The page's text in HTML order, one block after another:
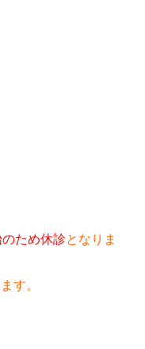
ため休診となりま
す。